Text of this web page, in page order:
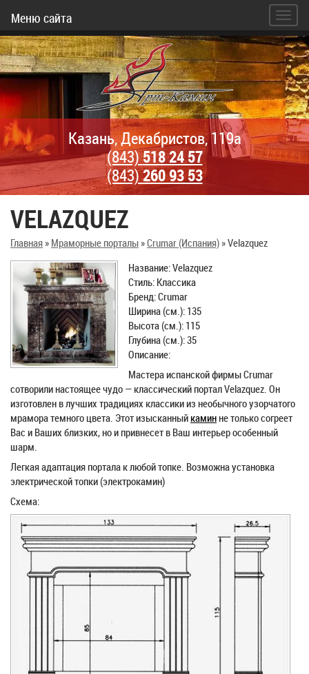
Меню сайта
Казань, Декабристов, 119а
(843)518 24 57
(843)260 93 53
VELAZQUEZ
Главная» Мраморные порталы»Crumar (Испания)»Velazquez
Название: Velazquez
Стиль: Классика
Бренд: Crumar
Ширина (см.): 135
Высота (см.): 115
Глубина (см.): 35
Описание:
Мастера испанской фирмы Crumar
сотворили настоящее чудо — классический портал Velazquez. Он
изготовлен в лучших традициях классики из необычного узорчатого
мрамора темного цвета. Этот изысканный каминне только согреет
Вас и Ваших близких, но и привнесет в Ваш интерьер особенный
шарм.
Легкая адаптация портала к любой топке. Возможна установка
электрической топки (электрокамин)
Схема: